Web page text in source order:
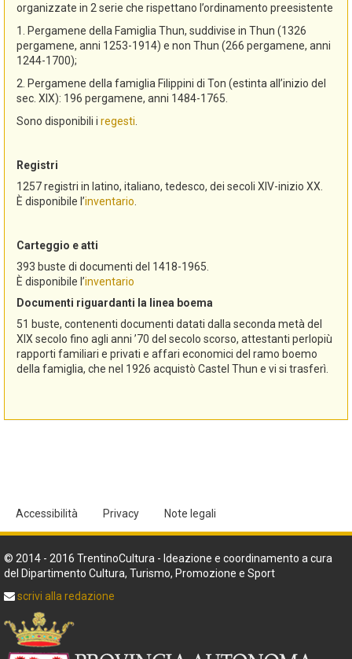
organizzate in 2 serie che rispettano l’ordinamento preesistente
1. Pergamene della Famiglia Thun, suddivise in Thun (1326
pergamene, anni 1253-1914) e non Thun (266 pergamene, anni
1244-1700);
2. Pergamene della famiglia Filippini di Ton (estinta all’inizio del
sec. XIX): 196 pergamene, anni 1484-1765.
Sono disponibili i regesti
Registri
1257 registri in latino, italiano, tedesco, dei secoli XIV-inizio XX.
È disponibile l’inventario
Carteggio e atti
393 buste di documenti del 1418-1965.
È disponibile l’inventario
Documenti riguardanti la linea boema
51 buste, contenenti documenti datati dalla seconda metà del
XIX secolo fino agli anni ’70 del secolo scorso, attestanti perlopiù
rapporti familiari e privati e affari economici del ramo boemo
della famiglia, che nel 1926 acquistò Castel Thun e vi si trasferì.
Accessibilità Privacy Note legali
© 2014 - 2016 TrentinoCultura - Ideazione e coordinamento a cura
del Dipartimento Cultura, Turismo, Promozione e Sport
scrivi alla redazione